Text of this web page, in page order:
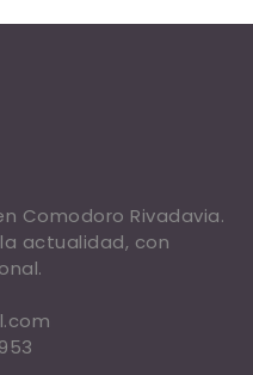
Comodoro Rivadavia.
actualidad, con